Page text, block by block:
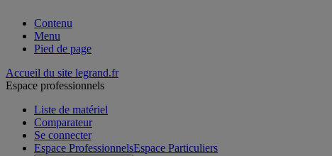
Contenu
Menu
Pied de page
Accueil du site legrand.fr
Espace professionnels
Liste de matériel
Comparateur
Se connecter
Espace ProfessionnelsEspace Particuliers